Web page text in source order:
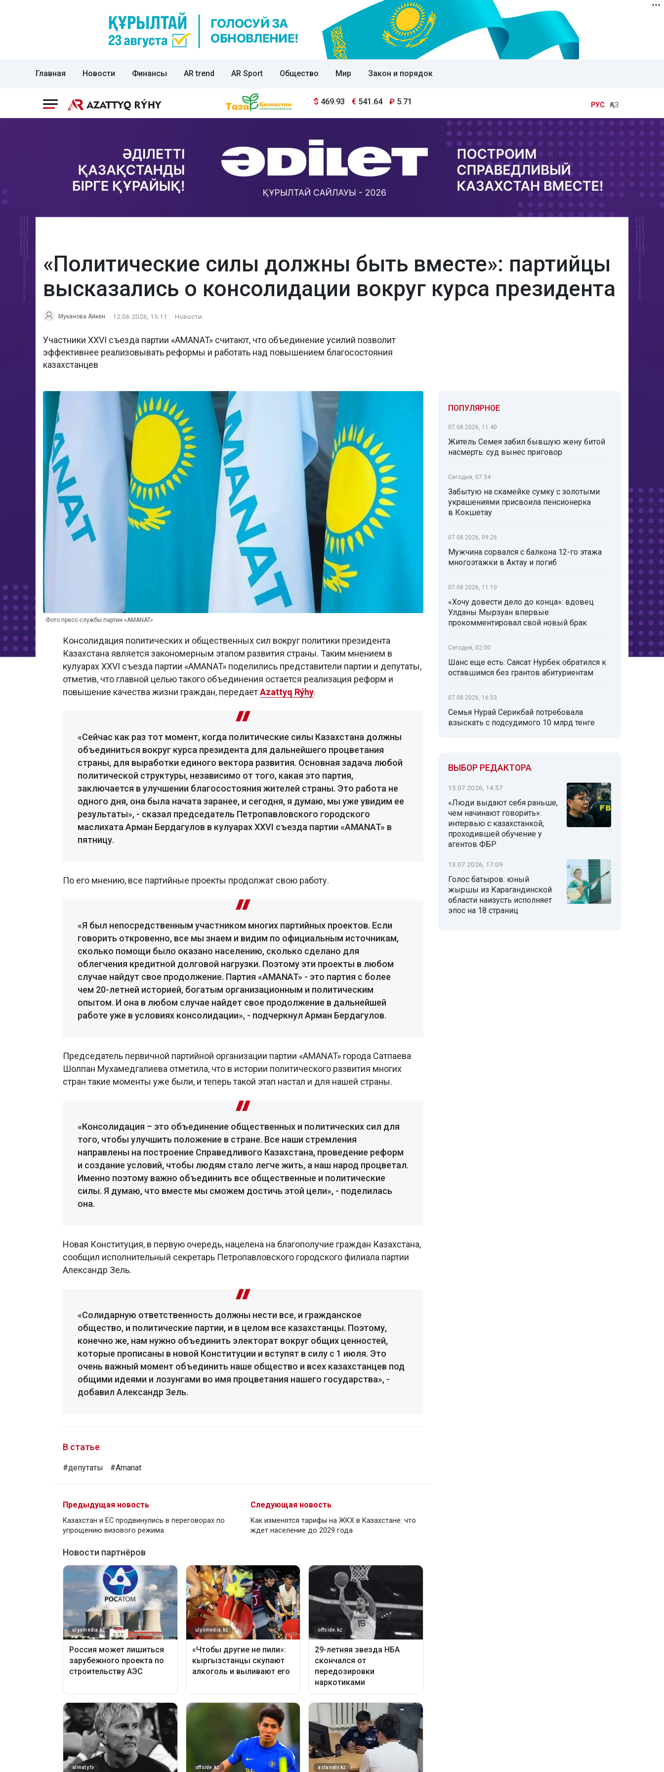
Главная Новости Финансы AR trend AR Sport Общество Мир Закон и порядок
$ 469.93 € 541.64 ₽ 5.71 РУС ҚАЗ
«Политические силы должны быть вместе»: партийцы
высказались о консолидации вокруг курса президента
Муканова Айкен 12.06.2026, 15:11 Новости
Участники XXVI съезда партии «AMANAT» считают, что объединение усилий позволит
эффективнее реализовывать реформы и работать над повышением благосостояния
казахстанцев
Фото пресс-службы партии «AMANAT»
Консолидация политических и общественных сил вокруг политики президента
Казахстана является закономерным этапом развития страны. Таким мнением в
кулуарах XXVI съезда партии «AMANAT» поделились представители партии и депутаты,
отметив, что главной целью такого объединения остается реализация реформ и
повышение качества жизни граждан, передаетAzattyq Rýhy.
«Сейчас как раз тот момент, когда политические силы Казахстана должны
объединиться вокруг курса президента для дальнейшего процветания
страны, для выработки единого вектора развития. Основная задача любой
политической структуры, независимо от того, какая это партия,
заключается в улучшении благосостояния жителей страны. Это работа не
одного дня, она была начата заранее, и сегодня, я думаю, мы уже увидим ее
результаты», - сказал председатель Петропавловского городского
маслихата Арман Бердагулов в кулуарах XXVI съезда партии «AMANAT» в
пятницу.
По его мнению, все партийные проекты продолжат свою работу.
«Я был непосредственным участником многих партийных проектов. Если
говорить откровенно, все мы знаем и видим по официальным источникам,
сколько помощи было оказано населению, сколько сделано для
облегчения кредитной долговой нагрузки. Поэтому эти проекты в любом
случае найдут свое продолжение. Партия «AMANAT» - это партия с более
чем 20-летней историей, богатым организационным и политическим
опытом. И она в любом случае найдет свое продолжение в дальнейшей
работе уже в условиях консолидации», - подчеркнул Арман Бердагулов.
Председатель первичной партийной организации партии «AMANAT» города Сатпаева
Шолпан Мухамедгалиева отметила, что в истории политического развития многих
стран такие моменты уже были, и теперь такой этап настал и для нашей страны.
«Консолидация – это объединение общественных и политических сил для
того, чтобы улучшить положение в стране. Все наши стремления
направлены на построение Справедливого Казахстана, проведение реформ
и создание условий, чтобы людям стало легче жить, а наш народ процветал.
Именно поэтому важно объединить все общественные и политические
силы. Я думаю, что вместе мы сможем достичь этой цели», - поделилась
она.
Новая Конституция, в первую очередь, нацелена на благополучие граждан Казахстана,
сообщил исполнительный секретарь Петропавловского городского филиала партии
Александр Зель.
«Солидарную ответственность должны нести все, и гражданское
общество, и политические партии, и в целом все казахстанцы. Поэтому,
конечно же, нам нужно объединить электорат вокруг общих ценностей,
которые прописаны в новой Конституции и вступят в силу с 1 июля. Это
очень важный момент объединить наше общество и всех казахстанцев под
общими идеями и лозунгами во имя процветания нашего государства», -
добавил Александр Зель.
В статье
#депутаты #Amanat
Предыдущая новость
Казахстан и ЕС продвинулись в переговорах по
упрощению визового режима
Следующая новость
Как изменятся тарифы на ЖКХ в Казахстане: что
ждет население до 2029 года
ПОПУЛЯРНОЕ
07.08.2026, 11:40
Житель Семея забил бывшую жену битой
насмерть: суд вынес приговор
Сегодня, 07:34
Забытую на скамейке сумку с золотыми
украшениями присвоила пенсионерка
в Кокшетау
07.08.2026, 09:26
Мужчина сорвался с балкона 12-го этажа
многоэтажки в Актау и погиб
07.08.2026, 11:10
«Хочу довести дело до конца»: вдовец
Улданы Мырзуан впервые
прокомментировал свой новый брак
Сегодня, 02:00
Шанс еще есть: Саясат Нурбек обратился к
оставшимся без грантов абитуриентам
07.08.2026, 16:53
Семья Нурай Серикбай потребовала
взыскать с подсудимого 10 млрд тенге
ВЫБОР РЕДАКТОРА
15.07.2026, 14:57
«Люди выдают себя раньше,
чем начинают говорить»:
интервью с казахстанкой,
проходившей обучение у
агентов ФБР
13.07.2026, 17:09
Голос батыров: юный
жыршы из Карагандинской
области наизусть исполняет
эпос на 18 страниц